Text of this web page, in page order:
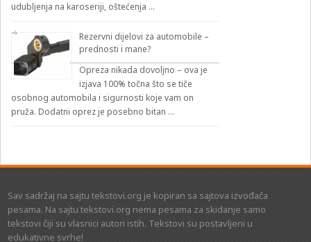
udubljenja na karoseriji, oštećenja …
Rezervni dijelovi za automobile –
prednosti i mane?
Opreza nikada dovoljno – ova je
izjava 100% točna što se tiče
osobnog automobila i sigurnosti koje vam on
pruža. Dodatni oprez je posebno bitan …
Sav sadržaj na sajtu tekstovi.org je kopiran sa sajtova izvođača
pesama. Na sajtu tekstovi.org nema pesama za skidanje samo
tekstovi čiji su vlasnici autori istih. Tekstovi su postavljeni u
edukativne svrhe!